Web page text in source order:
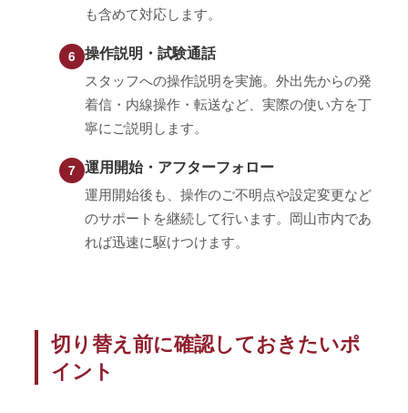
も含めて対応します。
操作説明・試験通話
スタッフへの操作説明を実施。外出先からの発
着信・内線操作・転送など、実際の使い方を丁
寧にご説明します。
運用開始・アフターフォロー
運用開始後も、操作のご不明点や設定変更など
のサポートを継続して行います。岡山市内であ
れば迅速に駆けつけます。
切り替え前に確認しておきたいポ
イント